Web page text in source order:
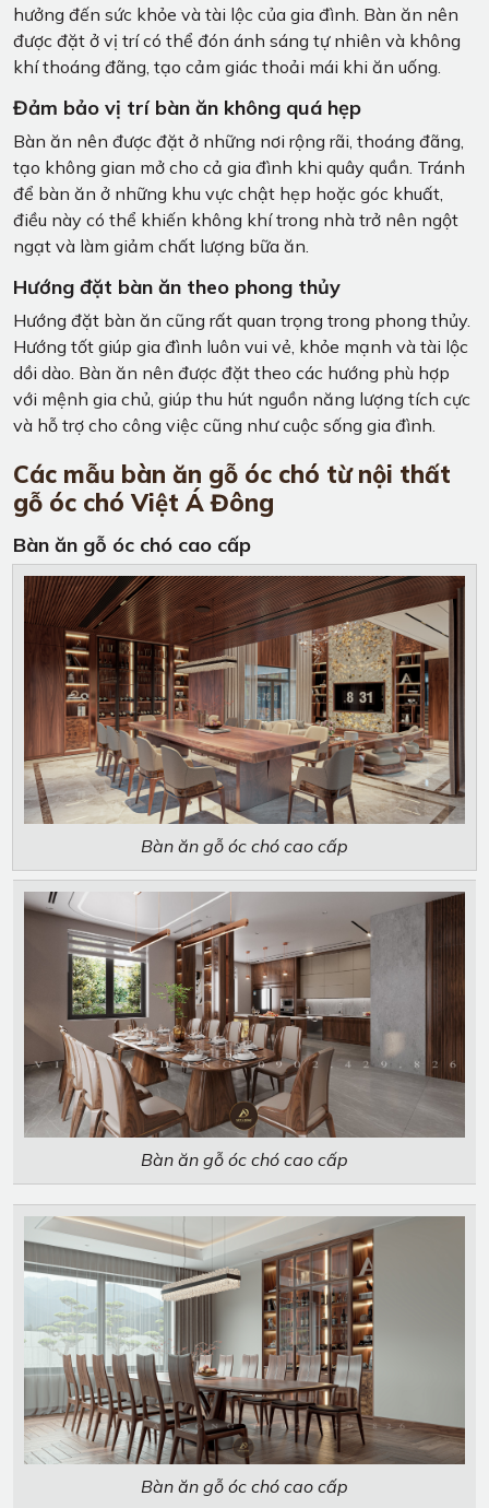
hưởng đến sức khỏe và tài lộc của gia đình. Bàn ăn nên
được đặt ở vị trí có thể đón ánh sáng tự nhiên và không
khí thoáng đãng, tạo cảm giác thoải mái khi ăn uống.
Đảm bảo vị trí bàn ăn không quá hẹp
Bàn ăn nên được đặt ở những nơi rộng rãi, thoáng đãng,
tạo không gian mở cho cả gia đình khi quây quần. Tránh
để bàn ăn ở những khu vực chật hẹp hoặc góc khuất,
điều này có thể khiến không khí trong nhà trở nên ngột
ngạt và làm giảm chất lượng bữa ăn.
Hướng đặt bàn ăn theo phong thủy
Hướng đặt bàn ăn cũng rất quan trọng trong phong thủy.
Hướng tốt giúp gia đình luôn vui vẻ, khỏe mạnh và tài lộc
dồi dào. Bàn ăn nên được đặt theo các hướng phù hợp
với mệnh gia chủ, giúp thu hút nguồn năng lượng tích cực
và hỗ trợ cho công việc cũng như cuộc sống gia đình.
Các mẫu bàn ăn gỗ óc chó từ nội thất
gỗ óc chó Việt Á Đông
Bàn ăn gỗ óc chó cao cấp
Bàn ăn gỗ óc chó cao cấp
Bàn ăn gỗ óc chó cao cấp
Bàn ăn gỗ óc chó cao cấp